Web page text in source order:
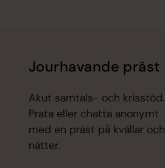
Jourhavande präst
Akut samtals- och krisstöd.
Prata eller chatta anonymt
med en präst på kvällar och
nätter.